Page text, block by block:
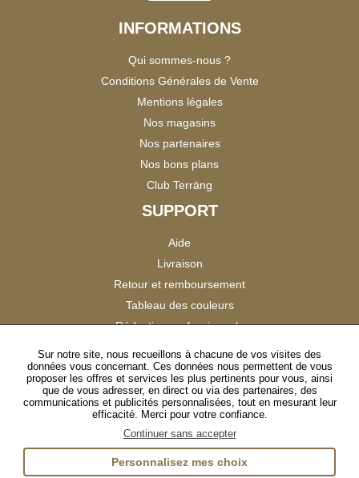
INFORMATIONS
Qui sommes-nous ?
Conditions Générales de Vente
Mentions légales
Nos magasins
Nos partenaires
Nos bons plans
Club Terräng
SUPPORT
Aide
Livraison
Retour et remboursement
Tableau des couleurs
Réduction professionnels
Satisfaction Clients
SUIVEZ-NOUS
InstagramTikTokFacebookYouTubeLinkedIn
Sur notre site, nous recueillons à chacune de vos visites des
données vous concernant. Ces données nous permettent de vous
proposer les offres et services les plus pertinents pour vous, ainsi
que de vous adresser, en direct ou via des partenaires, des
communications et publicités personnalisées, tout en mesurant leur
efficacité. Merci pour votre confiance.
Continuer sans accepter
Personnalisez mes choix